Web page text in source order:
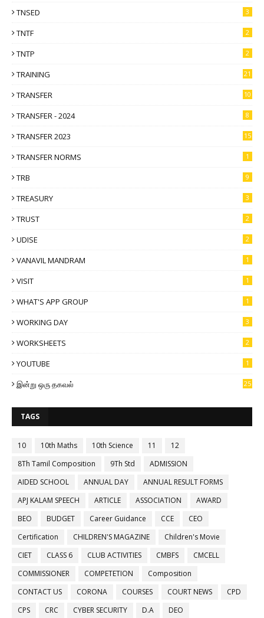
TNSED 3
TNTF 2
TNTP 2
TRAINING 21
TRANSFER 10
TRANSFER - 2024 8
TRANSFER 2023 15
TRANSFER NORMS 1
TRB 9
TREASURY 3
TRUST 2
UDISE 2
VANAVIL MANDRAM 1
VISIT 1
WHAT'S APP GROUP 1
WORKING DAY 3
WORKSHEETS 2
YOUTUBE 1
இன்று ஒரு தகவல் 25
TAGS
10 10th Maths 10th Science 11
12
8Th Tamil Composition
9Th Std
ADMISSION
AIDED SCHOOL
ANNUAL DAY
ANNUAL RESULT FORMS
APJ KALAM SPEECH
ARTICLE ASSOCIATION
AWARD
BEO
BUDGET Career Guidance CCE
CEO
Certification
CHILDREN'S MAGAZINE
Children's Movie
CIET
CLASS 6 CLUB ACTIVITIES CMBFS
CMCELL
COMMISSIONER
COMPETETION
Composition
CONTACT US
CORONA COURSES COURT NEWS
CPD
CPS
CRC CYBER SECURITY D.A
DEO